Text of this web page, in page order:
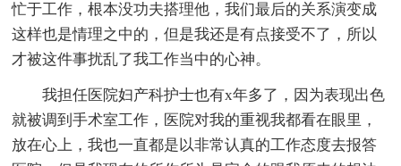
忙于工作，根本没功夫搭理他，我们最后的关系演变成
这样也是情理之中的，但是我还是有点接受不了，所以
才被这件事扰乱了我工作当中的心神。
我担任医院妇产科护士也有x年多了，因为表现出色
就被调到手术室工作，医院对我的重视我都看在眼里，
放在心上，我也一直都是以非常认真的工作态度去报答